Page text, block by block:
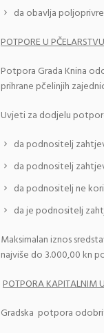
da obavlja
POTPORE U PČELARSTVU
Potpora Grada Knina
prihrane pčelinjih
Uvjeti za dodjelu
da podnositelj
da podnositelj
da podnositelj ne
da je podnositelj
Maksimalan iznos
najviše do 3.000,00 kn
POTPORA KAPITALNIM
Gradska potpora